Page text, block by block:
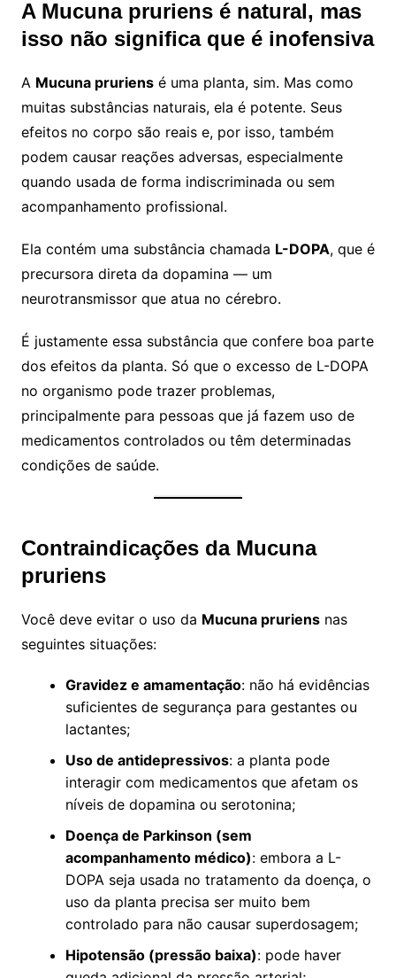
A Mucuna pruriens é natural, mas
isso não significa que é inofensiva
A Mucuna pruriensé uma planta, sim. Mas como
muitas substâncias naturais, ela é potente. Seus
efeitos no corpo são reais e, por isso, também
podem causar reações adversas, especialmente
quando usada de forma indiscriminada ou sem
acompanhamento profissional.
Ela contém uma substância chamada L-DOPA, que é
precursora direta da dopamina — um
neurotransmissor que atua no cérebro.
É justamente essa substância que confere boa parte
dos efeitos da planta. Só que o excesso de L-DOPA
no organismo pode trazer problemas,
principalmente para pessoas que já fazem uso de
medicamentos controlados ou têm determinadas
condições de saúde.
Contraindicações da Mucuna
pruriens
Você deve evitar o uso da Mucuna pruriensnas
seguintes situações:
Gravidez e amamentação: não há evidências
suficientes de segurança para gestantes ou
lactantes;
Uso de antidepressivos: a planta pode
interagir com medicamentos que afetam os
níveis de dopamina ou serotonina;
Doença de Parkinson (sem
acompanhamento médico): embora a L-
DOPA seja usada no tratamento da doença, o
uso da planta precisa ser muito bem
controlado para não causar superdosagem;
Hipotensão (pressão baixa): pode haver